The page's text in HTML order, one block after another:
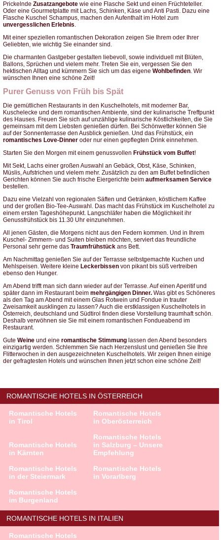
Prickelnde Zusatzangebote wie eine Flasche Sekt und einen Früchteteller.
Oder eine Gourmetplatte mit Lachs, Schinken, Käse und Anti Pasti. Dazu eine
Flasche Kuschel Schampus, machen den Aufenthalt im Hotel zum
unvergesslichen Erlebnis.
Mit einer speziellen romantischen Dekoration zeigen Sie Ihrem oder Ihrer
Geliebten, wie wichtig Sie einander sind.
Die charmanten Gastgeber gestalten liebevoll, sowie individuell mit Blüten,
Ballons, Sprüchen und vielem mehr. Treten Sie ein, vergessen Sie den
hektischen Alltag und kümmern Sie sich um das eigene Wohlbefinden. Wir
wünschen Ihnen eine schöne Zeit!
Purer Genuss von Früh bis Spät
Die gemütlichen Restaurants in den Kuschelhotels, mit moderner Bar,
Kuschelecke und dem romantischen Ambiente, sind der kulinarische Treffpunkt
des Hauses. Freuen Sie sich auf unzählige kulinarische Köstlichkeiten, die Sie
gemeinsam mit dem Liebsten genießen dürfen. Bei Schönwetter können Sie
auf der Sonnenterrasse den Ausblick genießen. Und das Frühstück, ein
romantisches Love-Dinner oder nur einen gepflegten Drink einnehmen.
Starten Sie den Morgen mit einem genussvollen Frühstück vom Buffet!
Mit Sekt, Lachs einer großen Auswahl an Gebäck, Obst, Käse, Schinken,
Müslis, Aufstrichen und vielem mehr. Zusätzlich zu den am Buffet befindlichen
Gerichten können Sie auch frische Eiergerichte beim aufmerksamen Service
bestellen.
Dazu eine Vielzahl von regionalen Säften und Getränken, köstlichem Kaffee
und der großen Bio-Tee-Auswahl. Das macht das Frühstück im Kuschelhotel zu
einem ersten Tageshöhepunkt. Langschläfer haben die Möglichkeit ihr
Genussfrühstück bis 11.30 Uhr einzunehmen.
All jenen Gästen, die Morgens nicht aus den Federn kommen. Und in Ihrem
Kuschel- Zimmern- und Suiten bleiben möchten, serviert das freundliche
Personal sehr gerne das Traumfrühstück ans Bett.
Am Nachmittag genießen Sie auf der Terrasse selbstgemachte Kuchen und
Mehlspeisen. Weitere kleine Leckerbissen von pikant bis süß vertreiben
ebenso den Hunger.
Am Abend trifft man sich dann wieder auf der Terrasse. Auf einen Aperitif und
später dann im Restaurant beim mehrgängigen Dinner. Was gibt es Schöneres
als den Tag am Abend mit einem Glas Rotwein und Fondue in trauter
Zweisamkeit ausklingen zu lassen? Auch die erstklassigen Kuschelhotels in
Österreich, deutschland und Südtirol finden diese Vorstellung traumhaft schön.
Deshalb verwöhnen sie Sie mit einem romantischen Fondueabend im
Restaurant.
Gute Weine und eine romantische Stimmung lassen den Abend besonders
einzigartig werden. Schlemmen Sie nach Herzenslust und genießen Sie Ihre
Flitterwochen in den ausgezeichneten Kuschelhotels. Wir zeigen Ihnen einige
der gefragtesten Hotels und wünschen Ihnen jetzt schon eine schöne Zeit!
ROMANTISCHE HOTELS IN ÖSTERREICH
Romantische Hotels
in Tirol
Romantische Hotels
in Oberösterreich
Romantische Hotels
in Kärnten
Romantische Hotels
in Salzburg – Unsere
Empfehlung
Romantische Hotels
in der Steiermark
Romantische Hotels
in Vorarlberg
Romantische Hotels
im Burgenland
ROMANTISCHE HOTELS IN ITALIEN
Romantische Hotels